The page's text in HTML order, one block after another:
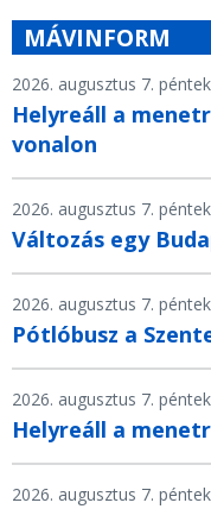
MÁVINFORM
2026. augusztus 7.
Helyreáll a
vonalon
2026. augusztus 7.
Változás egy
2026. augusztus 7.
Pótlóbusz a
2026. augusztus 7.
Helyreáll a
2026. augusztus 7.